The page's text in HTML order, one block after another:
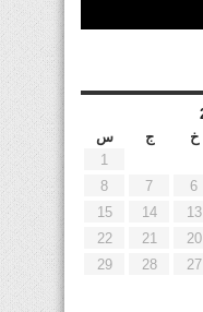
خ ج
س
1
6
7
8
13
14
15
20
21
22
27
28
29